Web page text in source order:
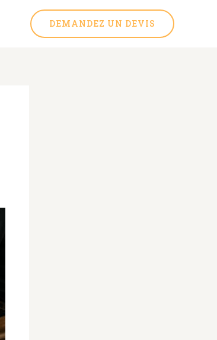
DEMANDEZ UN DEVIS